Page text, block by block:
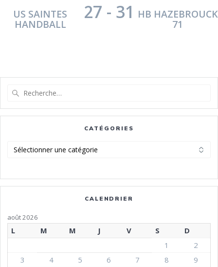
US SAINTES
HANDBALL
27 - 31 HB HAZEBROUCK
71
:
CATÉGORIES
CALENDRIER
août 2026
L M M J V S
D
1
2
3
4 5 6 7 8
9